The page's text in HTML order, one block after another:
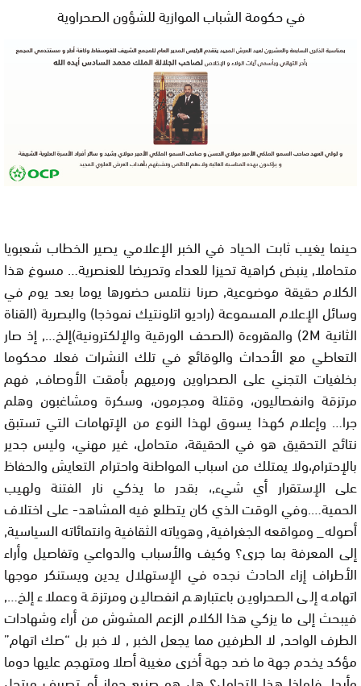
في حكومة الشباب الموازية للشؤون الصحراوية
حينما يغيب ثابت الحياد في الخبر الإعلامي يصير الخطاب شعبويا
متحاملا, ينبض كراهية تحيزا للعداء وتحريضا للعنصرية… مسوغ هذا
الكلام حقيقة موضوعية, صرنا نتلمس حضورها يوما بعد يوم في
وسائل الإعلام المسموعة (راديو اتلونتيك نموذجا) والبصرية (القناة
الثانية 2M) والمقروءة (الصحف الورقية والإلكترونية)إلخ…, إذ صار
التعاطي مع الأحداث والوقائع في تلك النشرات فعلا محكوما
بخلفيات التجني على الصحراوين ورميهم بأمقت الأوصاف, فهم
مرتزقة وانفصاليون، وقتلة ومجرمون، وسكرة ومشاغبون وهلم
جرا… وإعلام كهذا يسوق لهذا النوع من الإتهامات التي تستبق
نتائج التحقيق هو في الحقيقة، متحامل، غير مهني، وليس جدير
بالإحترام،ولا يمتلك من اسباب المواطنة واحترام التعايش والحفاظ
على الإستقرار أي شيء,، بقدر ما يذكي نار الفتنة ولهيب
الحمية….وفي الوقت الذي كان يتطلع فيه المشاهد- على اختلاف
أصوله_ ومواقعه الجغرافية, وهوياته الثقافية وانتمائاته السياسية,
إلى المعرفة بما جرى؟ وكيف والأسباب والدواعي وتفاصيل وأراء
الأطراف إزاء الحادث نجده في الإستهلال يدين ويستنكر موجها
اتهامه إلى الصحراوين باعتبارهم انفصالين ومرتزقة وعملاء إلخ…,
فيبحث إلى ما يزكي هذا الكلام الزعم المشوش من أراء وشهادات
الطرف الواحد, لا الطرفين مما يجعل الخبر , لا خبر بل “صك اتهام”
مؤكد يخدم جهة ما ضد جهة أخرى مغيبة أصلا ومتهجم عليها دوما